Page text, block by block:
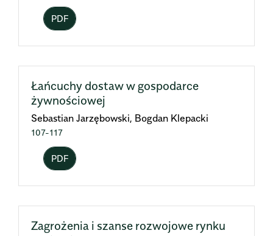
PDF
Łańcuchy dostaw w gospodarce
żywnościowej
Sebastian Jarzębowski, Bogdan Klepacki
107-117
PDF
Zagrożenia i szanse rozwojowe rynku